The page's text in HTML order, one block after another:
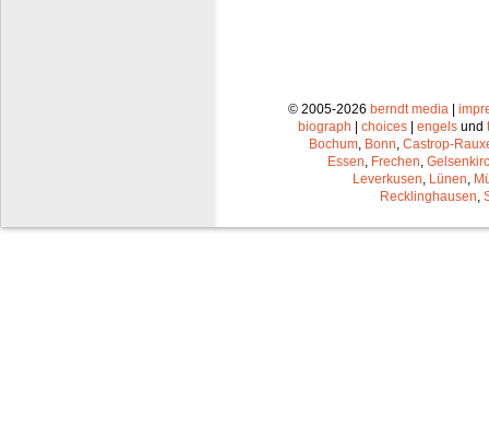
© 2005-2026 berndt media |
biograph | choices | engels und
Bochum Bonn Castrop-
Essen Frechen
Leverkusen Lünen
Recklinghausen